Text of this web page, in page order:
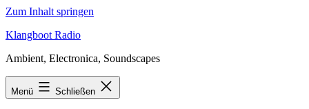
Zum Inhalt springen
Klangboot Radio
Ambient, Electronica, Soundscapes
Menü Schließen